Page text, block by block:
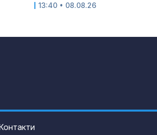
13:40 • 08.08.26